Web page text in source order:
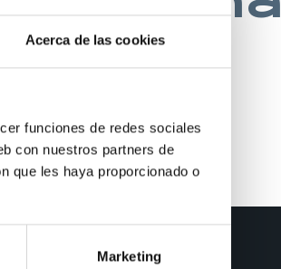
Acerca de las cookies
funciones de redes sociales
con nuestros partners de
que les haya proporcionado o
Marketing
INGLES